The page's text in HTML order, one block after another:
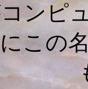
ンピ
この